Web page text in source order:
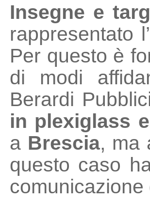
Insegne e
rappresentato
Per questo è
di modi
Berardi
in plexiglass
a Brescia, ma
questo caso